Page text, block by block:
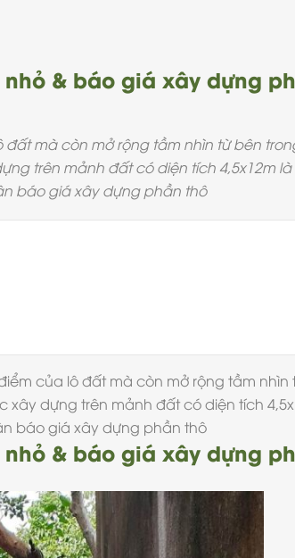
& báo giá xây dựng
mà còn mở rộng tầm nhìn từ bên
trên mảnh đất có diện tích 4,5x12m
báo giá xây dựng phần thô
của lô đất mà còn mở rộng tầm nhìn
dựng trên mảnh đất có diện tích
báo giá xây dựng phần thô
& báo giá xây dựng